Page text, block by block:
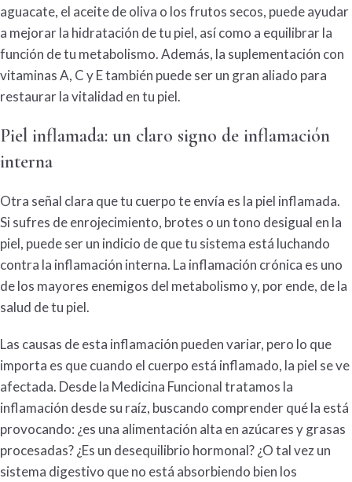
aguacate, el aceite de oliva o los frutos secos, puede ayudar
a mejorar la hidratación de tu piel, así como a equilibrar la
función de tu metabolismo. Además, la suplementación con
vitaminas A, C y E también puede ser un gran aliado para
restaurar la vitalidad en tu piel.
Piel inflamada: un claro signo de inflamación
interna
Otra señal clara que tu cuerpo te envía es la piel inflamada.
Si sufres de enrojecimiento, brotes o un tono desigual en la
piel, puede ser un indicio de que tu sistema está luchando
contra la inflamación interna. La inflamación crónica es uno
de los mayores enemigos del metabolismoy, por ende, de la
salud de tu piel.
Las causas de esta inflamación pueden variar, pero lo que
importa es que cuando el cuerpo está inflamado, la piel se ve
afectada. Desde la Medicina Funcionaltratamos la
inflamación desde su raíz, buscando comprender qué la está
provocando: ¿es una alimentación alta en azúcares y grasas
procesadas? ¿Es un desequilibrio hormonal? ¿O tal vez un
sistema digestivo que no está absorbiendo bien los